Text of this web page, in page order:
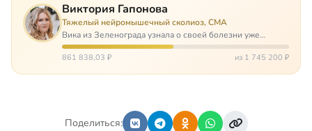
Виктория Гапонова
Тяжелый нейромышечный сколиоз, СМА
Вика из Зеленограда узнала о своей болезни уже
будучи в сознательном возрасте. Ей пришлось
привыкать к инвалидной коляске и сильнейшему
861 838,03 ₽ из 1 745 200 ₽
Поделиться: